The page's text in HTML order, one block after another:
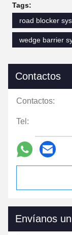
Tags:
road blocker
wedge barrier
Contactos
Contactos:
Tel:
Envíanos